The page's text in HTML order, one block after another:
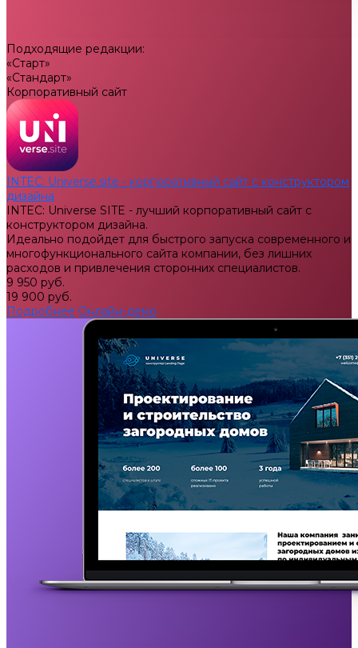
Подходящие редакции:
«Старт»
«Стандарт»
Корпоративный сайт
INTEC: Universe.site - корпоративный сайт с конструктором
дизайна
INTEC: Universe SITE - лучший корпоративный сайт с
конструктором дизайна.
Идеально подойдет для быстрого запуска современного и
многофункционального сайта компании, без лишних
расходов и привлечения сторонних специалистов.
9 950 руб.
19 900 руб.
Подробнее Онлайн-демо